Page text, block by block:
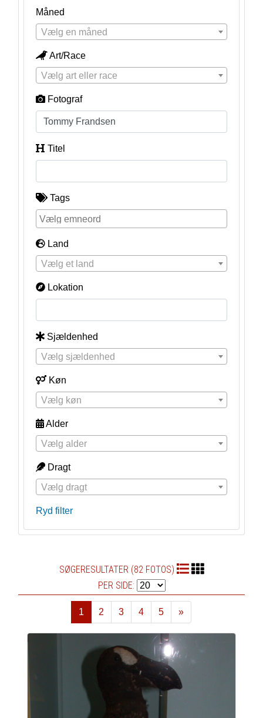
Måned
Vælg en måned
Art/Race
Vælg art eller race
Fotograf
Titel
Tags
Land
Vælg et land
Lokation
Sjældenhed
Vælg sjældenhed
Køn
Vælg køn
Alder
Vælg alder
Dragt
Vælg dragt
Ryd filter
SØGERESULTATER (82 FOTOS)
PER SIDE:
1 2 3 4 5
»
Næste